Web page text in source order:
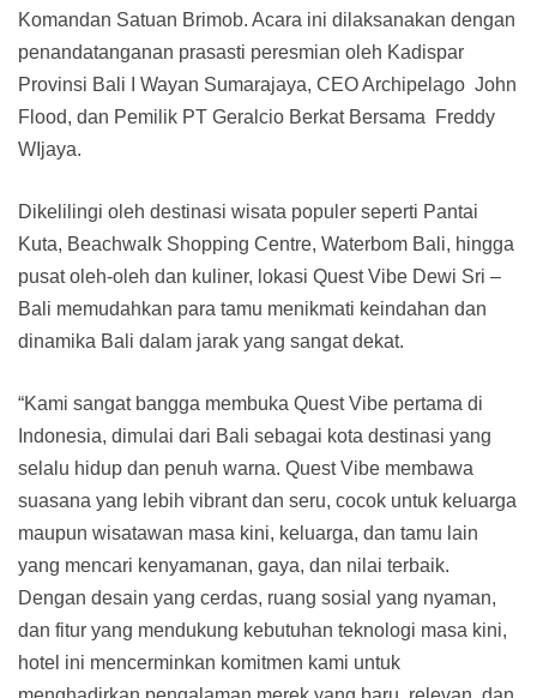
Komandan Satuan Brimob. Acara ini dilaksanakan dengan
penandatanganan prasasti peresmian oleh Kadispar
Provinsi Bali I Wayan Sumarajaya, CEO Archipelago John
Flood, dan Pemilik PT Geralcio Berkat Bersama Freddy
WIjaya.
Dikelilingi oleh destinasi wisata populer seperti Pantai
Kuta, Beachwalk Shopping Centre, Waterbom Bali, hingga
pusat oleh-oleh dan kuliner, lokasi Quest Vibe Dewi Sri –
Bali memudahkan para tamu menikmati keindahan dan
dinamika Bali dalam jarak yang sangat dekat.
“Kami sangat bangga membuka Quest Vibe pertama di
Indonesia, dimulai dari Bali sebagai kota destinasi yang
selalu hidup dan penuh warna. Quest Vibe membawa
suasana yang lebih vibrant dan seru, cocok untuk keluarga
maupun wisatawan masa kini, keluarga, dan tamu lain
yang mencari kenyamanan, gaya, dan nilai terbaik.
Dengan desain yang cerdas, ruang sosial yang nyaman,
dan fitur yang mendukung kebutuhan teknologi masa kini,
hotel ini mencerminkan komitmen kami untuk